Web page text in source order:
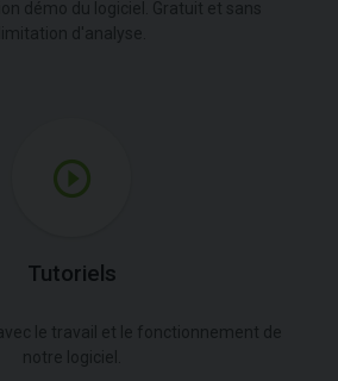
Tutoriels